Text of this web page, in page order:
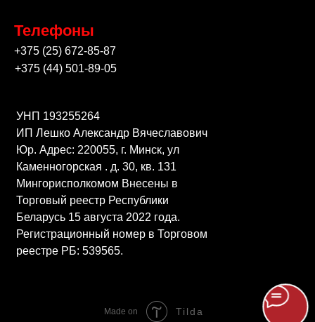
Телефоны
+375 (25) 672-85-87
УНП 193255264
ИП Лешко Александр Вячеславович
Юр. Адрес: 220055, г. Минск, ул
Каменногорская . д. 30, кв. 131
Мингорисполкомом Внесены в
Торговый реестр Республики
Беларусь 15 августа 2022 года.
Регистрационный номер в Торговом
реестре РБ: 539565.
+375 (44) 501-89-05
Made on Tilda